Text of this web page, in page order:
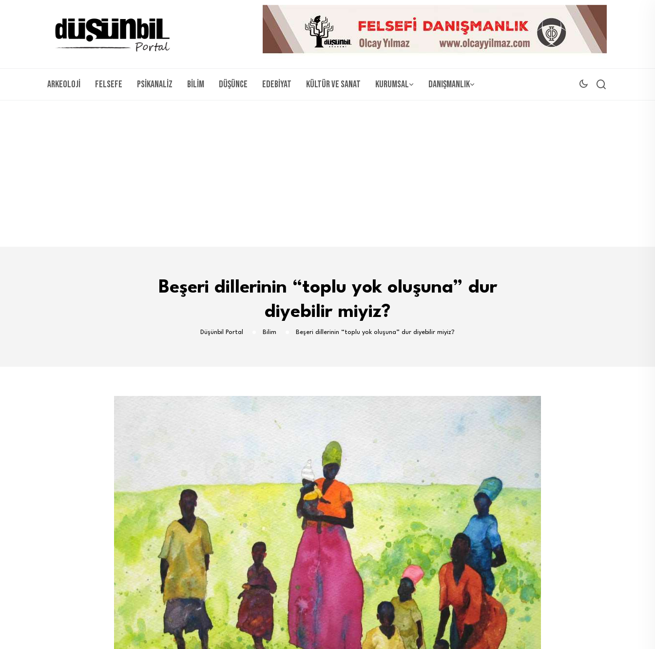
Arkeoloji Felsefe Psikanaliz Bilim Düşünce Edebiyat Kültür ve Sanat Kurumsal Danışmanlık
Beşeri dillerinin “toplu yok oluşuna” dur
diyebilir miyiz?
Düşünbil Portal Bilim Beşeri dillerinin “toplu yok oluşuna” dur diyebilir miyiz?